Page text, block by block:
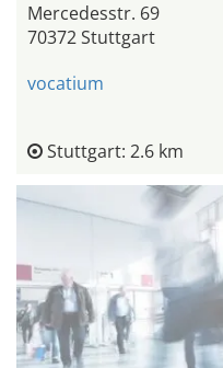
Mercedesstr. 69
70372 Stuttgart
vocatium
Stuttgart: 2.6 km